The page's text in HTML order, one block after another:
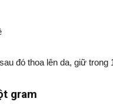
đó thoa lên da, giữ
gram